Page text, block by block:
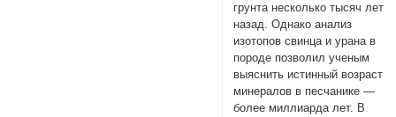
грунта несколько тысяч лет
назад. Однако анализ
изотопов свинца и урана в
породе позволил ученым
выяснить истинный возраст
минералов в песчанике —
более миллиарда лет. В